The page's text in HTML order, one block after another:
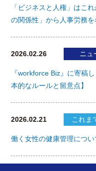
「ビジネスと人権」はこ
の関係性」から人事労務
2026.02.26 ニュ
『workforce Biz』に寄稿
本的なルールと留意点】
2026.02.21 これま
働く女性の健康管理につい